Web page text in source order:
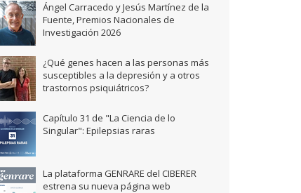
Ángel Carracedo y Jesús Martínez de la
Fuente, Premios Nacionales de
Investigación 2026
¿Qué genes hacen a las personas más
susceptibles a la depresión y a otros
trastornos psiquiátricos?
Capítulo 31 de "La Ciencia de lo
Singular": Epilepsias raras
La plataforma GENRARE del CIBERER
estrena su nueva página web